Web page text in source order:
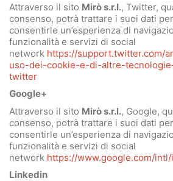
Attraverso il sito Mirò s.r.l., Twitter,
consenso, potrà trattare i suoi dati
consentirle un’esperienza di
funzionalità e servizi di social
network https://support.twitter.com/
uso-dei-cookie-e-di-altre-
twitter
Google+
Attraverso il sito Mirò s.r.l., Google,
consenso, potrà trattare i suoi dati
consentirle un’esperienza di
funzionalità e servizi di social
network https://www.google.com/
Linkedin